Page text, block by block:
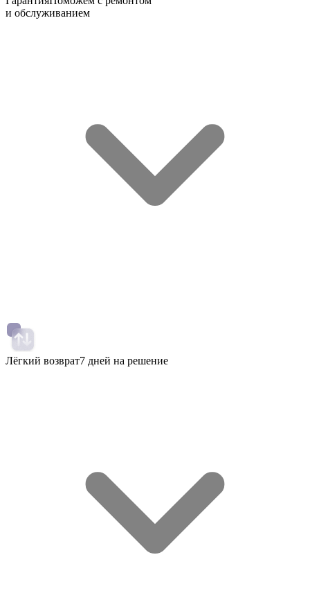
и обслуживанием
Лёгкий возврат7 дней на решение